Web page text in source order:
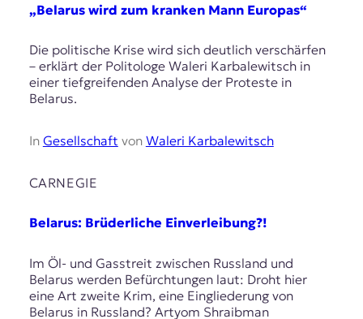
„Belarus wird zum kranken Mann Europas“
Die politische Krise wird sich deutlich verschärfen
– erklärt der Politologe Waleri Karbalewitsch in
einer tiefgreifenden Analyse der Proteste in
Belarus.
In Gesellschaft von Waleri Karbalewitsch
CARNEGIE
Belarus: Brüderliche Einverleibung?!
Im Öl- und Gasstreit zwischen Russland und
Belarus werden Befürchtungen laut: Droht hier
eine Art zweite Krim, eine Eingliederung von
Belarus in Russland? Artyom Shraibman